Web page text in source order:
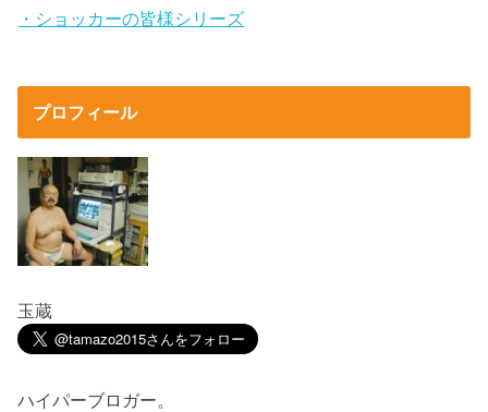
・ショッカーの皆様シリーズ
プロフィール
玉蔵
ハイパーブロガー。